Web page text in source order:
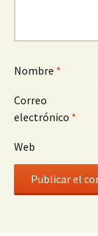
Nombre *
Correo
electrónico *
Web